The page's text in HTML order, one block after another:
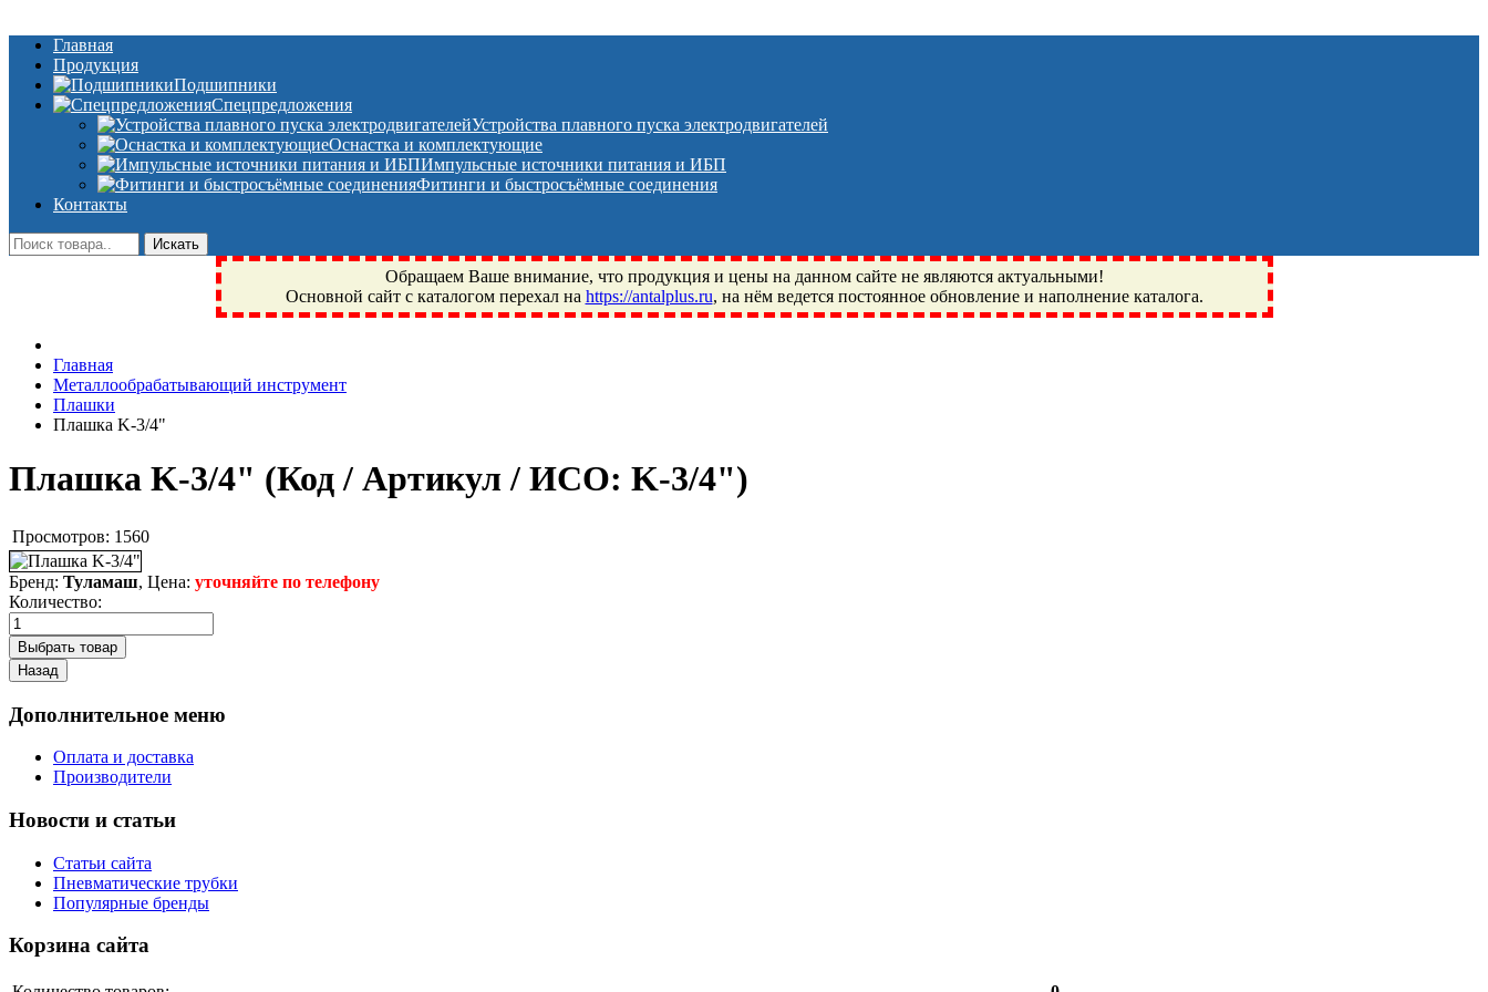
Главная
Продукция
Подшипники
Спецпредложения
Устройства плавного пуска электродвигателей
Оснастка и комплектующие
Импульсные источники питания и ИБП
Фитинги и быстросъёмные соединения
Контакты
Обращаем Ваше внимание, что продукция и цены на данном сайте не являются актуальными!
Основной сайт с каталогом перехал на https://antalplus.ru, на нём ведется постоянное обновление и наполнение каталога.
Фрязино, Антал+, плюс, Свердловский, Загорянский, Юбилейный, Щелково, Москва, Пушкино, Королёв, Балашиха, Фряново, Монино, Ивантеевка, подшипники, пневматика, метизы,
техника, сварочные аппараты, NIS, NSK, JED, KPT, NXZ, ГПЗ, Neutral, WHX, ZWZ, CRAFT, СПЗ-4, NECTECH, KG, LQY, DPI, BSN, SPZ, РФ, BMZ, ХАРП, CX, РОЛТОМ, APZ, FBJ, KYK,
NTN, SKF, купить, заказать
Главная
Металлообрабатывающий инструмент
Плашки
Плашка K-3/4"
Плашка K-3/4" (Код / Артикул / ИСО: K-3/4")
Просмотров: 1560
Бренд: Туламаш, Цена: уточняйте по телефону
Количество:
Дополнительное меню
Оплата и доставка
Производители
Новости и статьи
Статьи сайта
Пневматические трубки
Популярные бренды
Корзина сайта